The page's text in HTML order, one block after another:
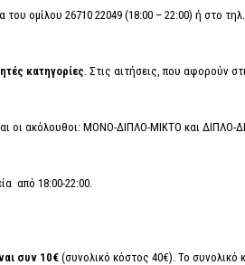
ομίλου 26710 22049 (18:00 – 22:00) ή στο
κατηγορίες. Στις αιτήσεις, που αφορούν
οι ακόλουθοι: ΜΟΝΟ-ΔΙΠΛΟ-ΜΙΚΤΟ και
από 18:00-22:00.
συν 10€ (συνολικό κόστος 40€). Το συνολικό